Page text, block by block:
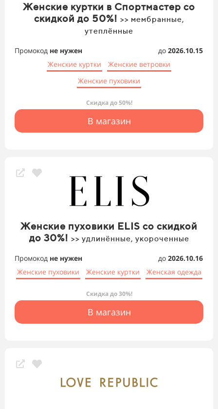
Женские куртки в Спортмастер со
скидкой до 50%! >> мембранные,
утеплённые
Промокод не нужен до 2026.10.15
Женские куртки
Женские ветровки
Женские пуховики
Скидка до 50%!
В магазин
Женские пуховики ELIS со скидкой
до 30%! >> удлинённые, укороченные
Промокод не нужен до 2026.10.16
Женские пуховики
Женские куртки Женская одежда
Скидка до 30%!
В магазин